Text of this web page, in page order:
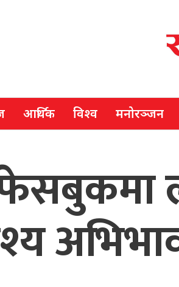
आर्थिक विश्व मनोरञ्जन